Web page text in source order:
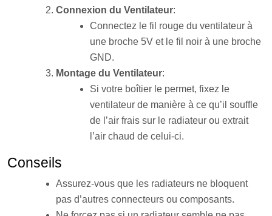
Connexion du Ventilateur:
Connectez le fil rouge du ventilateur à
une broche 5V et le fil noir à une broche
GND.
Montage du Ventilateur:
Si votre boîtier le permet, fixez le
ventilateur de manière à ce qu’il souffle
de l’air frais sur le radiateur ou extrait
l’air chaud de celui-ci.
Conseils
Assurez-vous que les radiateurs ne bloquent
pas d’autres connecteurs ou composants.